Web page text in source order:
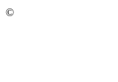
©